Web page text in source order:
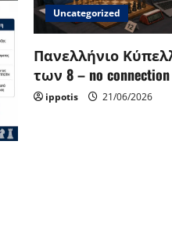
Uncategorized
Πανελλήνιο
των 8 – no
ippotis 21/06/2026